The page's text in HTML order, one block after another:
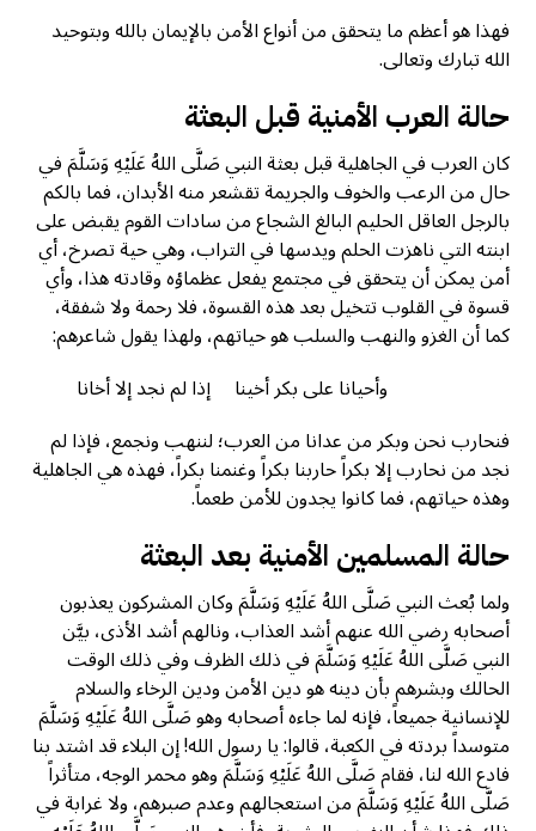
فهذا هو أعظم ما يتحقق من أنواع الأمن بالإيمان بالله وبتوحيد
الله تبارك وتعالى.
حالة العرب الأمنية قبل البعثة
كان العرب في الجاهلية قبل بعثة النبي صَلَّى اللهُ عَلَيْهِ وَسَلَّمَ في
حال من الرعب والخوف والجريمة تقشعر منه الأبدان، فما بالكم
بالرجل العاقل الحليم البالغ الشجاع من سادات القوم يقبض على
ابنته التي ناهزت الحلم ويدسها في التراب، وهي حية تصرخ، أي
أمن يمكن أن يتحقق في مجتمع يفعل عظماؤه وقادته هذا، وأي
قسوة في القلوب تتخيل بعد هذه القسوة، فلا رحمة ولا شفقة،
كما أن الغزو والنهب والسلب هو حياتهم، ولهذا يقول شاعرهم:
وأحيانا على بكر أخينا إذا لم نجد إلا أخانا
فنحارب نحن وبكر من عدانا من العرب؛ لننهب ونجمع، فإذا لم
نجد من نحارب إلا بكراً حاربنا بكراً وغنمنا بكراً، فهذه هي الجاهلية
وهذه حياتهم، فما كانوا يجدون للأمن طعماً.
حالة المسلمين الأمنية بعد البعثة
ولما بُعث النبي صَلَّى اللهُ عَلَيْهِ وَسَلَّمَ وكان المشركون يعذبون
أصحابه رضي الله عنهم أشد العذاب، ونالهم أشد الأذى، بيَّن
النبي صَلَّى اللهُ عَلَيْهِ وَسَلَّمَ في ذلك الظرف وفي ذلك الوقت
الحالك وبشرهم بأن دينه هو دين الأمن ودين الرخاء والسلام
للإنسانية جميعاً، فإنه لما جاءه أصحابه وهو صَلَّى اللهُ عَلَيْهِ وَسَلَّمَ
متوسداً بردته في الكعبة، قالوا: يا رسول الله! إن البلاء قد اشتد بنا
فادع الله لنا، فقام صَلَّى اللهُ عَلَيْهِ وَسَلَّمَ وهو محمر الوجه، متأثراً
صَلَّى اللهُ عَلَيْهِ وَسَلَّمَ من استعجالهم وعدم صبرهم، ولا غرابة في